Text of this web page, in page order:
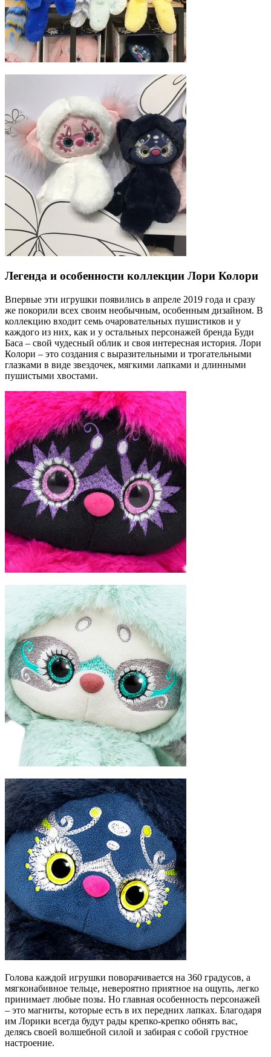
Легенда и особенности коллекции Лори Колори
Впервые эти игрушки появились в апреле 2019 года и сразу
же покорили всех своим необычным, особенным дизайном. В
коллекцию входит семь очаровательных пушистиков и у
каждого из них, как и у остальных персонажей бренда Буди
Баса – свой чудесный облик и своя интересная история. Лори
Колори – это создания с выразительными и трогательными
глазками в виде звездочек, мягкими лапками и длинными
пушистыми хвостами.
Голова каждой игрушки поворачивается на 360 градусов, а
мягконабивное тельце, невероятно приятное на ощупь, легко
принимает любые позы. Но главная особенность персонажей
– это магниты, которые есть в их передних лапках. Благодаря
им Лорики всегда будут рады крепко-крепко обнять вас,
делясь своей волшебной силой и забирая с собой грустное
настроение.